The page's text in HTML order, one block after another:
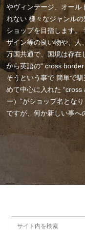
やヴィンテージ、オール
れない 様々なジャンル
ショップを目指します。
ザイン等の良い物や、人
万国共通で、国境は存在
から英語の“ cross
そうという事で簡単で馴
めて中心に入れた “cross
ー）”がショップ名とな
ですが、何か新しい事へ